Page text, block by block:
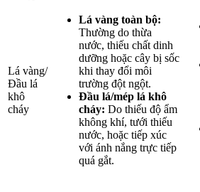
Lá vàng/
Đầu lá
khô
cháy
Lá vàng toàn bộ:
Thường do thừa
nước, thiếu chất dinh
dưỡng hoặc cây bị sốc
khi thay đổi môi
trường đột ngột.
Đầu lá/mép lá khô
cháy: Do thiếu độ ẩm
không khí, tưới thiếu
nước, hoặc tiếp xúc
với ánh nắng trực tiếp
quá gắt.